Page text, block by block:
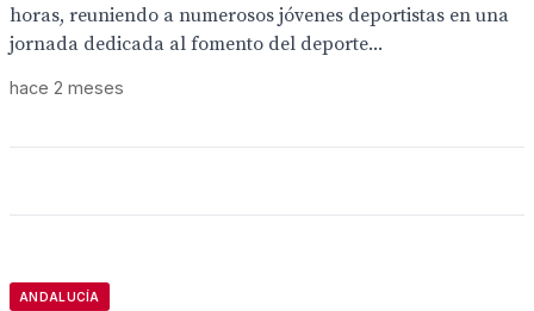
horas, reuniendo a numerosos jóvenes deportistas en una
jornada dedicada al fomento del deporte...
hace 2 meses
ANDALUCÍA